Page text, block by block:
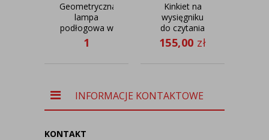
Geometryczna
lampa
podłogowa w
klasycznym
stylu
1
Kinkiet na
wysięgniku
do czytania
TETE
155,00 zł
INFORMACJE KONTAKTOWE
KONTAKT